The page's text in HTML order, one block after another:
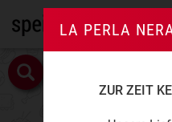
LA PERLA
ZUR ZEIT